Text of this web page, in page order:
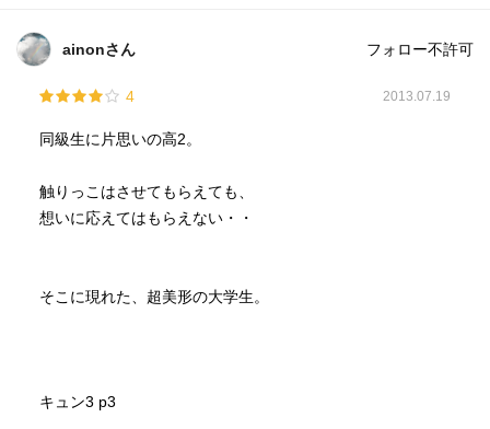
ainonさん フォロー不許可
4 2013.07.19
同級生に片思いの高2。
触りっこはさせてもらえても、
想いに応えてはもらえない・・
そこに現れた、超美形の大学生。
キュン3 p3